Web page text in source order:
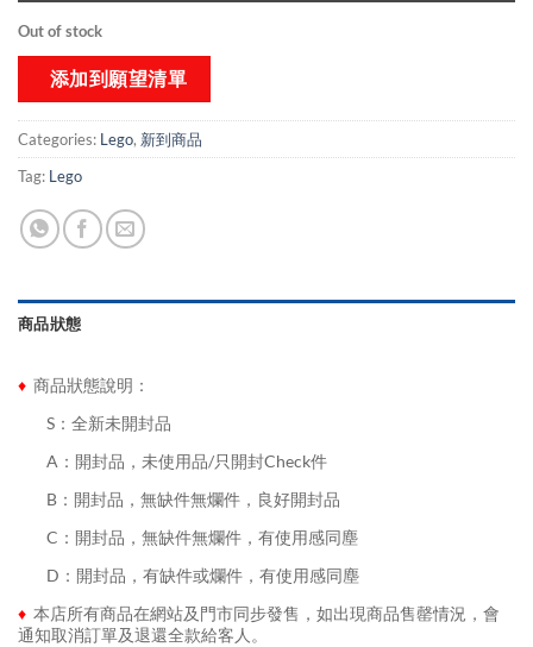
Out of stock
添加到願望清單
Categories: Lego, 新到商品​
Tag: Lego
商品狀態
♦ 商品狀態說明：
S：全新未開封品
A：開封品，未使用品/只開封Check件
B：開封品，無缺件無爛件，良好開封品
C：開封品，無缺件無爛件，有使用感同塵
D：開封品，有缺件或爛件，有使用感同塵
♦ 本店所有商品在網站及門市同步發售，如出現商品售罄情況，會
通知取消訂單及退還全款給客人。